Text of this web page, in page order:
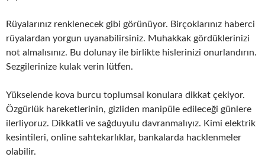
Rüyalarınız renklenecek gibi görünüyor. Birçoklarınız haberci
rüyalardan yorgun uyanabilirsiniz. Muhakkak gördüklerinizi
not almalısınız. Bu dolunay ile birlikte hislerinizi onurlandırın.
Sezgilerinize kulak verin lütfen.
Yükselende kova burcu toplumsal konulara dikkat çekiyor.
Özgürlük hareketlerinin, gizliden manipüle edileceği günlere
ilerliyoruz. Dikkatli ve sağduyulu davranmalıyız. Kimi elektrik
kesintileri, online sahtekarlıklar, bankalarda hacklenmeler
olabilir.